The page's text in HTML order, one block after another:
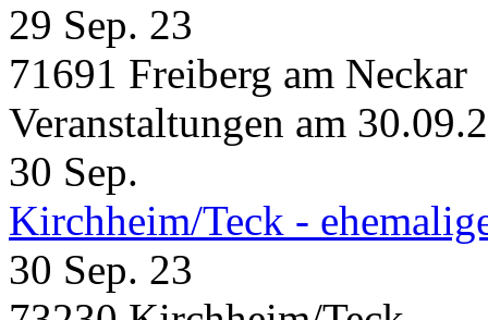
29 Sep. 23
71691 Freiberg am Neckar
Veranstaltungen am
30 Sep.
Kirchheim/Teck -
30 Sep. 23